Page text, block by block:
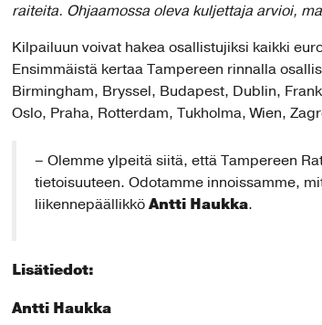
raiteita. Ohjaamossa oleva kuljettaja arvioi,
Kilpailuun voivat hakea osallistujiksi kaikki
Ensimmäistä kertaa Tampereen rinnalla
Birmingham, Bryssel, Budapest, Dublin,
Oslo, Praha, Rotterdam, Tukholma, Wien,
– Olemme ylpeitä siitä, että Tampereen
tietoisuuteen. Odotamme innoissamme,
liikennepäällikkö Antti Haukka.
Lisätiedot:
Antti Haukka